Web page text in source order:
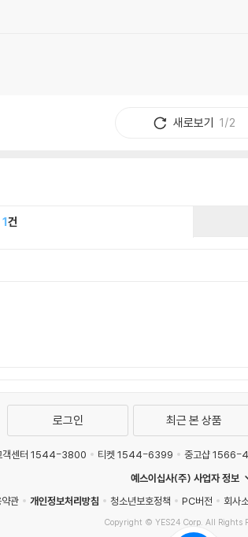
새로보기 1/2
1건
로그인 최근 본 상품
객센터 1544-3800 티켓 1544-6399 중고샵 1566-
예스이십사(주) 사업자 정보
관
개인정보처리방침 청소년보호정책 PC버전 회사
Copyright © YES24 Corp. All Rights